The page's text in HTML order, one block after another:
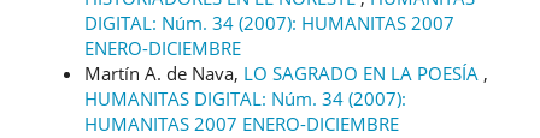
DIGITAL: Núm. 34 (2007): HUMANITAS 2007
ENERO-DICIEMBRE
Martín A. de Nava, LO SAGRADO EN LA POESÍA ,
HUMANITAS DIGITAL: Núm. 34 (2007):
HUMANITAS 2007 ENERO-DICIEMBRE